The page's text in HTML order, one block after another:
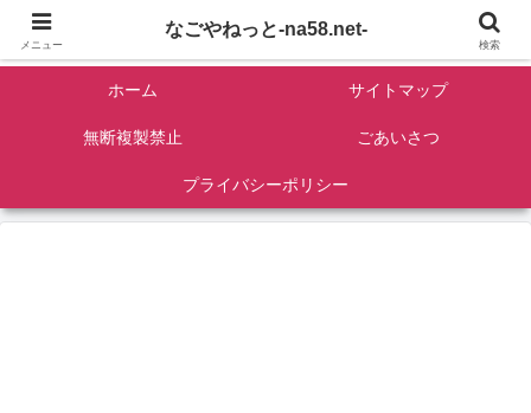
名古屋を中心に全国観光名所紹介/バンコンDIY/ゴロマル・よっちゃん夫婦のド
ホーム サイトマップ
無断複製禁止 ごあいさつ
プライバシーポリシー
メニュー
なごやねっと-na58.net-
検索